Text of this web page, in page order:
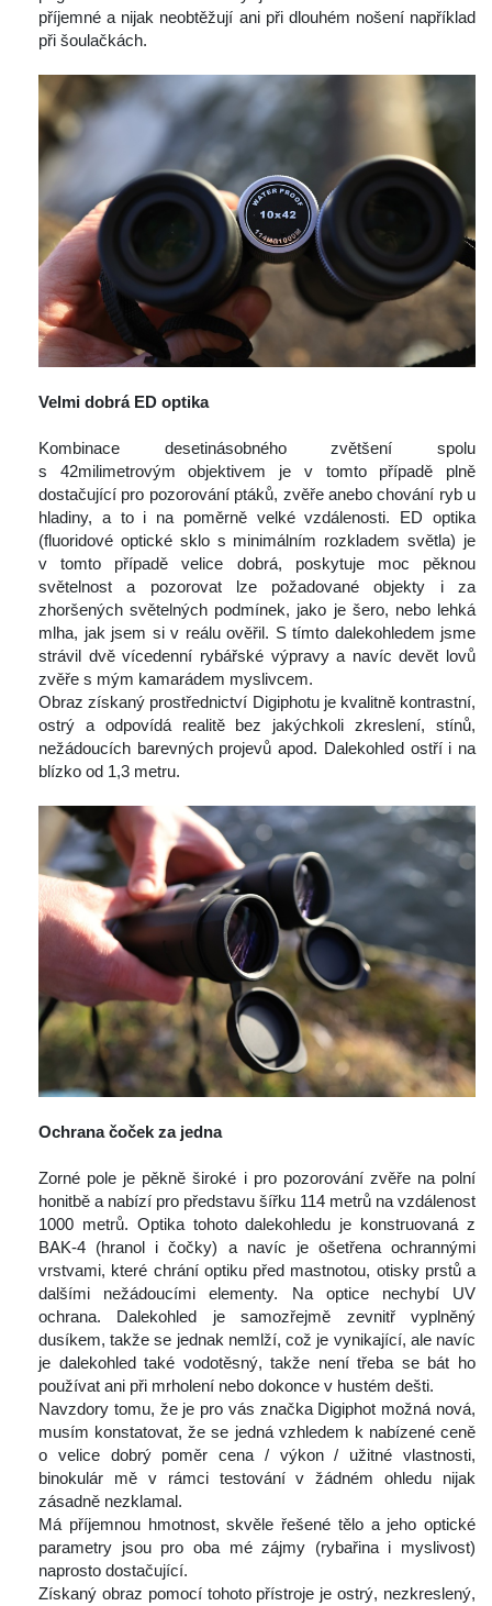
příjemné a nijak neobtěžují ani při dlouhém nošení například
při šoulačkách.
Velmi dobrá ED optika
Kombinace desetinásobného zvětšení spolu
42milimetrovým objektivem je v tomto případě plně
dostačující pro pozorování ptáků, zvěře anebo chování ryb u
hladiny, a to i na poměrně velké vzdálenosti. ED optika
(fluoridové optické sklo s minimálním rozkladem světla) je
v tomto případě velice dobrá, poskytuje moc pěknou
větelnost a pozorovat lze požadované objekty i za
zhoršených světelných podmínek, jako je šero, nebo lehká
mlha, jak jsem si v reálu ověřil. S tímto dalekohledem jsme
trávil dvě vícedenní rybářské výpravy a navíc devět lovů
zvěře s mým kamarádem myslivcem.
Obraz získaný prostřednictví Digiphotu je kvalitně kontrastní,
ostrý a odpovídá realitě bez jakýchkoli zkreslení, stínů,
nežádoucích barevných projevů apod. Dalekohled ostří i na
blízko od 1,3 metru.
Ochrana čoček za jedna
Zorné pole je pěkně široké i pro pozorování zvěře na polní
honitbě a nabízí pro představu šířku 114 metrů na vzdálenost
1000 metrů. Optika tohoto dalekohledu je konstruovaná z
BAK-4 (hranol i čočky) a navíc je ošetřena ochrannými
vrstvami, které chrání optiku před mastnotou, otisky prstů a
dalšími nežádoucími elementy. Na optice nechybí UV
ochrana. Dalekohled je samozřejmě zevnitř vyplněný
dusíkem, takže se jednak nemlží, což je vynikající, ale navíc
je dalekohled také vodotěsný, takže není třeba se bát ho
používat ani při mrholení nebo dokonce v hustém dešti.
Navzdory tomu, že je pro vás značka Digiphot možná nová,
musím konstatovat, že se jedná vzhledem k nabízené ceně
o velice dobrý poměr cena / výkon / užitné vlastnosti,
binokulár mě v rámci testování v žádném ohledu nijak
zásadně nezklamal.
Má příjemnou hmotnost, skvěle řešené tělo a jeho optické
parametry jsou pro oba mé zájmy (rybařina i myslivost)
naprosto dostačující.
Získaný obraz pomocí tohoto přístroje je ostrý, nezkreslený,